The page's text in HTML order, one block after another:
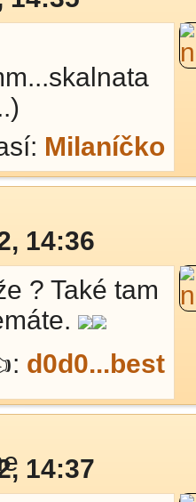
Milaníčko
14:36
? Také tam
d0d0...best
14:37